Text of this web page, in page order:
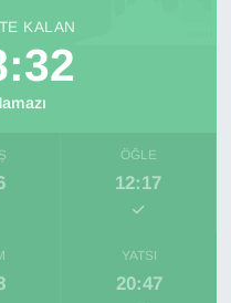
KALAN
ÖĞLE
12:17
YATSI
20:47